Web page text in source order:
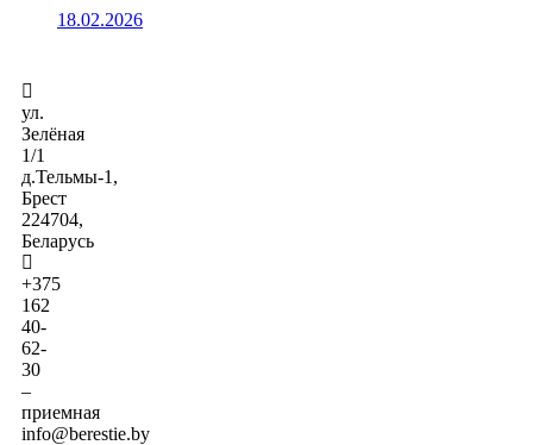
18.02.2026
ул.
Зелёная
1/1
д.Тельмы-1,
Брест
224704,
Беларусь
+375
162
40-
62-
30
–
приемная
info@berestie.by